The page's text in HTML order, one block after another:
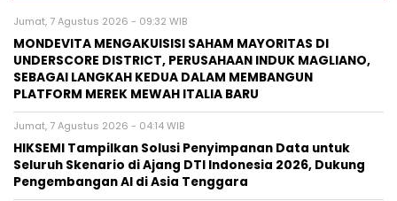
Jumat, 7 Agustus 2026 - 09:32 WIB
MONDEVITA MENGAKUISISI SAHAM MAYORITAS DI
UNDERSCORE DISTRICT, PERUSAHAAN INDUK MAGLIANO,
SEBAGAI LANGKAH KEDUA DALAM MEMBANGUN
PLATFORM MEREK MEWAH ITALIA BARU
Jumat, 7 Agustus 2026 - 04:14 WIB
HIKSEMI Tampilkan Solusi Penyimpanan Data untuk
Seluruh Skenario di Ajang DTI Indonesia 2026, Dukung
Pengembangan AI di Asia Tenggara